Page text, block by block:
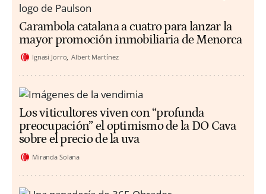
Carambola catalana a cuatro para lanzar la
mayor promoción inmobiliaria de Menorca
Ignasi Jorro Albert Martínez
Los viticultores viven con “profunda
preocupación” el optimismo de la DO Cava
sobre el precio de la uva
Miranda Solana